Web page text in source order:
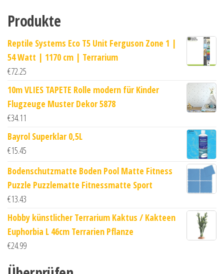
Produkte
Reptile Systems Eco T5 Unit Ferguson Zone 1 |
54 Watt | 1170 cm | Terrarium
€72.25
10m VLIES TAPETE Rolle modern für Kinder
Flugzeuge Muster Dekor 5878
€34.11
Bayrol Superklar 0,5L
€15.45
Bodenschutzmatte Boden Pool Matte Fitness
Puzzle Puzzlematte Fitnessmatte Sport
€13.43
Hobby künstlicher Terrarium Kaktus / Kakteen
Euphorbia L 46cm Terrarien Pflanze
€24.99